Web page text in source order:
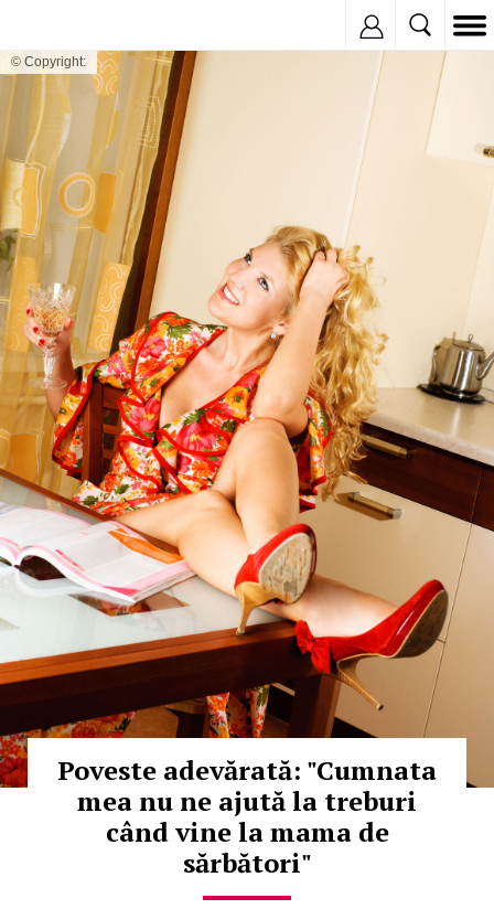
© Copyright:
Poveste adevărată: "Cumnata
mea nu ne ajută la treburi
când vine la mama de
sărbători"